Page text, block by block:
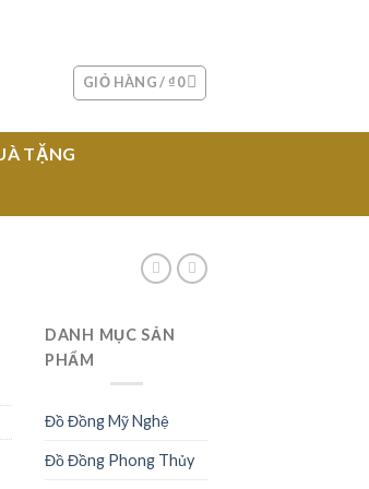
GIỎ HÀNG / ₫0
TẶNG
DANH MỤC SẢN
PHẨM
Đồ Đồng Mỹ Nghệ
Đồ Đồng Phong Thủy